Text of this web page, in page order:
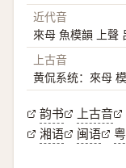
近代音
來母 魚模韻 上聲
上古音
黄侃系统：來母
韵书 上古音
湘语
闽语